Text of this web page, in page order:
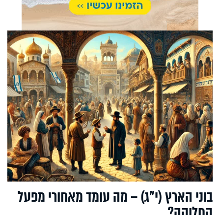
בוני הארץ (י"ג) – מה עומד מאחורי מפעל